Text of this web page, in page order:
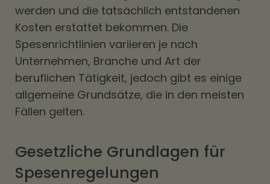
werden und die tatsächlich entstandenen
Kosten erstattet bekommen. Die
Spesenrichtlinien variieren je nach
Unternehmen, Branche und Art der
beruflichen Tätigkeit, jedoch gibt es einige
allgemeine Grundsätze, die in den meisten
Fällen gelten.
Gesetzliche Grundlagen für
Spesenregelungen